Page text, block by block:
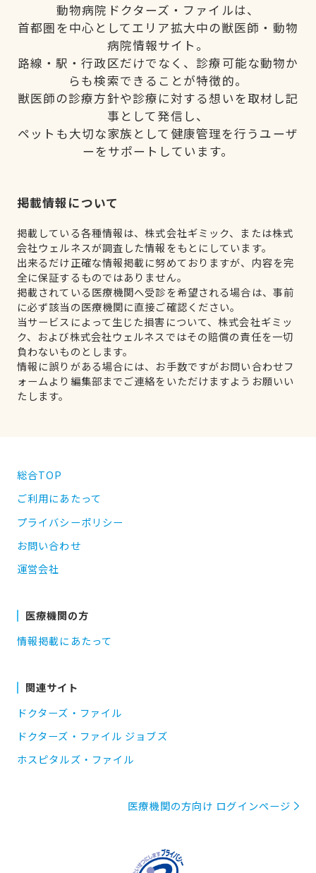
動物病院ドクターズ・ファイルは、
首都圏を中心としてエリア拡大中の獣医師・動物
病院情報サイト。
路線・駅・行政区だけでなく、診療可能な動物か
らも検索できることが特徴的。
獣医師の診療方針や診療に対する想いを取材し記
事として発信し、
ペットも大切な家族として健康管理を行うユーザ
ーをサポートしています。
掲載情報について
掲載している各種情報は、株式会社ギミック、または株式
会社ウェルネスが調査した情報をもとにしています。
出来るだけ正確な情報掲載に努めておりますが、内容を完
全に保証するものではありません。
掲載されている医療機関へ受診を希望される場合は、事前
に必ず該当の医療機関に直接ご確認ください。
当サービスによって生じた損害について、株式会社ギミッ
ク、および株式会社ウェルネスではその賠償の責任を一切
負わないものとします。
情報に誤りがある場合には、お手数ですがお問い合わせフ
ォームより編集部までご連絡をいただけますようお願いい
たします。
総合TOP
ご利用にあたって
プライバシーポリシー
お問い合わせ
運営会社
医療機関の方
情報掲載にあたって
関連サイト
ドクターズ・ファイル
ドクターズ・ファイル ジョブズ
ホスピタルズ・ファイル
医療機関の方向け ログインページ